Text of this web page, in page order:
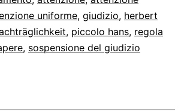
uniforme, giudizio, herbert
, piccolo hans, regola
, sospensione del giudizio